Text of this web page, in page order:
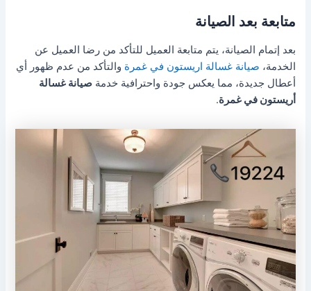
متابعة بعد الصيانة
بعد إتمام الصيانة، يتم متابعة العميل للتأكد من رضا العميل عن
الخدمة، صيانة غسالة اريستون في غمرة والتأكد من عدم ظهور أي
أعطال جديدة، مما يعكس جودة واحترافية خدمةصيانة غسالة
أريستون في غمرة.